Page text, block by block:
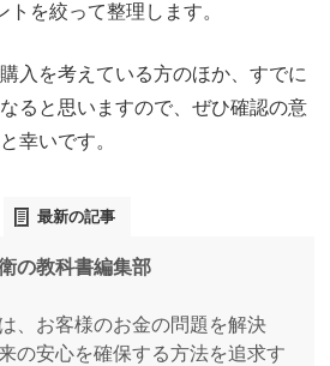
を絞って整理します。
入を考えている方のほか、すでに
ると思いますので、ぜひ確認の意
幸いです。
最新の記事
の教科書編集部
、お客様のお金の問題を解決
の安心を確保する方法を追求す